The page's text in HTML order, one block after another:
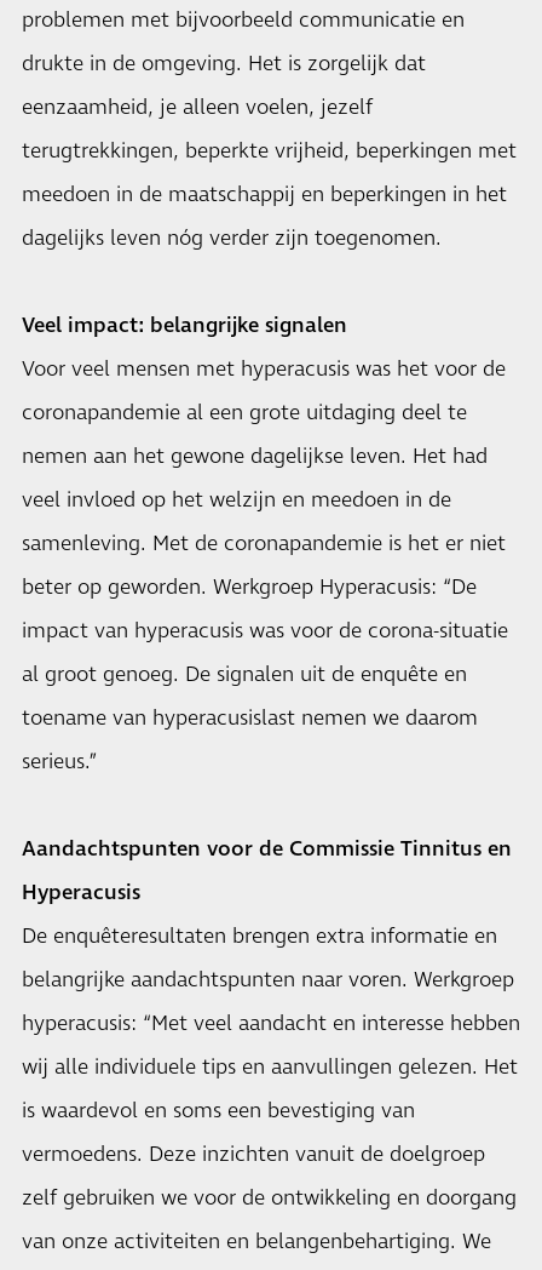
problemen met bijvoorbeeld communicatie en
drukte in de omgeving. Het is zorgelijk dat
eenzaamheid, je alleen voelen, jezelf
terugtrekkingen, beperkte vrijheid, beperkingen met
meedoen in de maatschappij en beperkingen in het
dagelijks leven nóg verder zijn toegenomen.
Veel impact: belangrijke signalen
Voor veel mensen met hyperacusis was het voor de
coronapandemie al een grote uitdaging deel te
nemen aan het gewone dagelijkse leven. Het had
veel invloed op het welzijn en meedoen in de
samenleving. Met de coronapandemie is het er niet
beter op geworden. Werkgroep Hyperacusis: “De
impact van hyperacusis was voor de corona-situatie
al groot genoeg. De signalen uit de enquête en
toename van hyperacusislast nemen we daarom
serieus.”
Aandachtspunten voor de Commissie Tinnitus en
Hyperacusis
De enquêteresultaten brengen extra informatie en
belangrijke aandachtspunten naar voren. Werkgroep
hyperacusis: “Met veel aandacht en interesse hebben
wij alle individuele tips en aanvullingen gelezen. Het
is waardevol en soms een bevestiging van
vermoedens. Deze inzichten vanuit de doelgroep
zelf gebruiken we voor de ontwikkeling en doorgang
van onze activiteiten en belangenbehartiging. We